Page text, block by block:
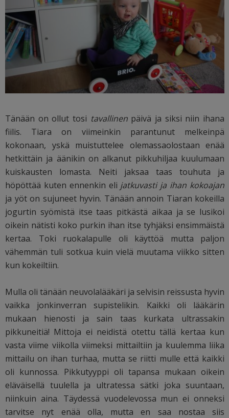
Tänään on ollut tosi tavallinenpäivä ja siksi niin ihana
fiilis. Tiara on viimeinkin parantunut melkeinpä
kokonaan, yskä muistuttelee olemassaolostaan enää
hetkittäin ja äänikin on alkanut pikkuhiljaa kuulumaan
kuiskausten lomasta. Neiti jaksaa taas touhuta ja
höpöttää kuten ennenkin eli jatkuvasti ja ihan kokoajan
ja yöt on sujuneet hyvin. Tänään annoin Tiaran kokeilla
jogurtin syömistä itse taas pitkästä aikaa ja se lusikoi
oikein nätisti koko purkin ihan itse tyhjäksi ensimmäistä
kertaa. Toki ruokalapulle oli käyttöä mutta paljon
vähemmän tuli sotkua kuin vielä muutama viikko sitten
kun kokeiltiin.
Mulla oli tänään neuvolalääkäri ja selvisin reissusta hyvin
vaikka jonkinverran supistelikin. Kaikki oli lääkärin
mukaan hienosti ja sain taas kurkata ultrassakin
pikkuneitiä! Mittoja ei neidistä otettu tällä kertaa kun
vasta viime viikolla viimeksi mittailtiin ja kuulemma liika
mittailu on ihan turhaa, mutta se riitti mulle että kaikki
oli kunnossa. Pikkutyyppi oli tapansa mukaan oikein
eläväisellä tuulella ja ultratessa sätki joka suuntaan,
niinkuin aina. Täydessä vuodelevossa mun ei onneksi
tarvitse nyt enää olla, mutta en saa nostaa siis